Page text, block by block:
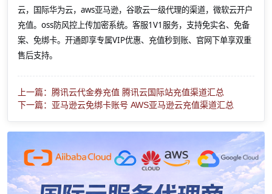
云，国际华为云，aws亚马逊，谷歌云一级代理的渠道，微软云开户
充值。oss防风控上传加密系统。客服1V1服务，支持免实名、免备
案、免绑卡。开通即享专属VIP优惠、充值秒到账、官网下单享双重
售后支持。
上一篇：腾讯云代金券充值 腾讯云国际站充值渠道汇总
下一篇：亚马逊云免绑卡账号 AWS亚马逊云充值渠道汇总